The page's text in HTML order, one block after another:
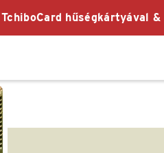
hűségkártyával